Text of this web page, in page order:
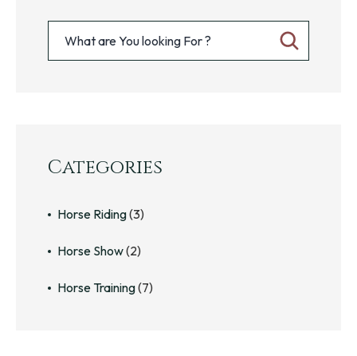
Categories
Horse Riding(3)
Horse Show(2)
Horse Training(7)